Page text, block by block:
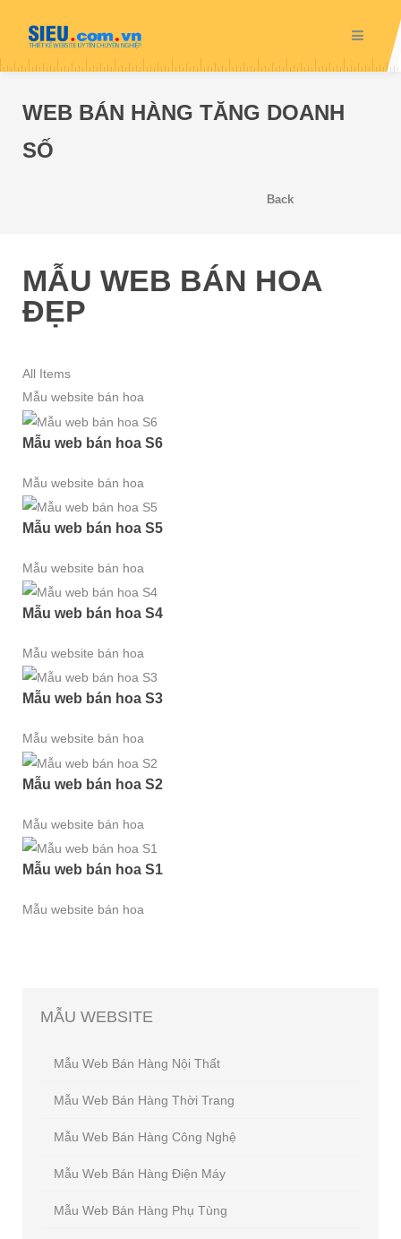
WEB BÁN HÀNG TĂNG DOANH
SỐ
Back
MẪU WEB BÁN HOA
ĐẸP
All Items
Mẫu website bán hoa
Mẫu web bán hoa S6
Mẫu website bán hoa
Mẫu web bán hoa S5
Mẫu website bán hoa
Mẫu web bán hoa S4
Mẫu website bán hoa
Mẫu web bán hoa S3
Mẫu website bán hoa
Mẫu web bán hoa S2
Mẫu website bán hoa
Mẫu web bán hoa S1
Mẫu website bán hoa
MẪU WEBSITE
Mẫu Web Bán Hàng Nội Thất
Mẫu Web Bán Hàng Thời Trang
Mẫu Web Bán Hàng Công Nghệ
Mẫu Web Bán Hàng Điện Máy
Mẫu Web Bán Hàng Phụ Tùng